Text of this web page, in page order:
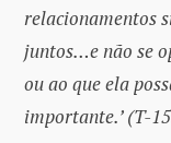
relacionamentos
juntos…e não se
ou ao que ela
importante.’ (T-